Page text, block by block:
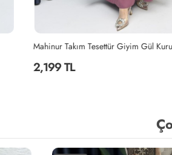
Mahinur Takım Tesettür Giyim Gül
2,199 TL